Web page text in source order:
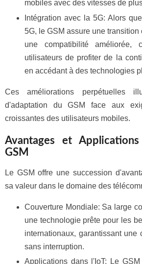
mobiles avec des vitesses de
Intégration avec la 5G: Alors
5G, le GSM assure une
une compatibilité
utilisateurs de profiter de la
en accédant à des technologies
Ces améliorations perpétuelles
d'adaptation du GSM face aux
croissantes des utilisateurs mobiles.
Avantages et
GSM
Le GSM offre une succession
sa valeur dans le domaine des
Couverture Mondiale: Sa large
une technologie prête pour les
internationaux, garantissant une
sans interruption.
Applications dans l'IoT: Le